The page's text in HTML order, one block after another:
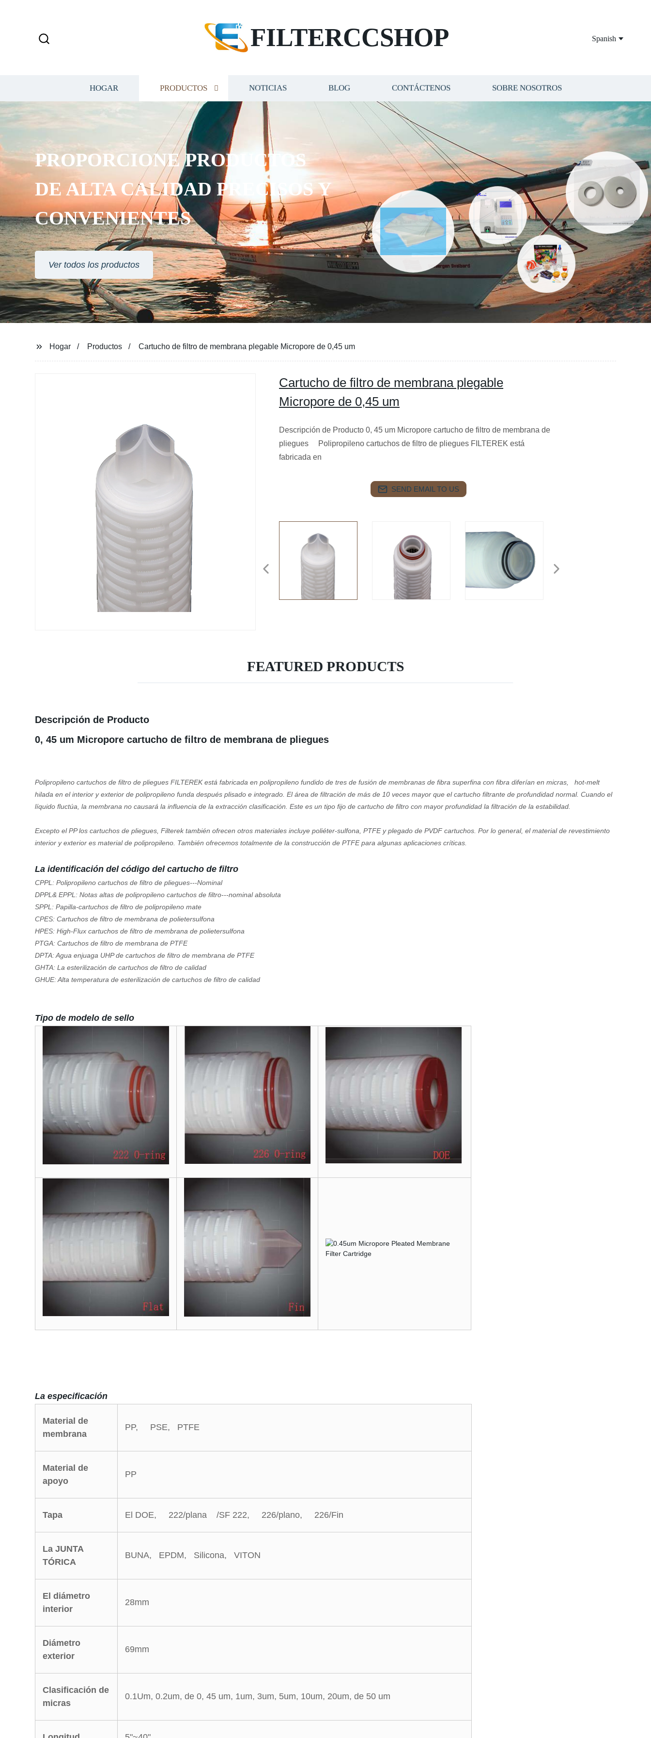
FILTERCCSHOP Spanish
HOGAR PRODUCTOS NOTICIAS BLOG CONTÁCTENOS SOBRE NOSOTROS
PROPORCIONE PRODUCTOS
DE ALTA CALIDAD PRECISOS Y
CONVENIENTES
Ver todos los productos
Hogar Productos Cartucho de filtro de membrana plegable Micropore de 0,45 um
Cartucho de filtro de membrana plegable
Micropore de 0,45 um
Descripción de Producto 0, 45 um Micropore cartucho de filtro de membrana de
pliegues Polipropileno cartuchos de filtro de pliegues FILTEREK está
fabricada en
SEND EMAIL TO US
FEATURED PRODUCTS
Descripción de Producto
0, 45 um Micropore cartucho de filtro de membrana de pliegues
Polipropileno cartuchos de filtro de pliegues FILTEREK está fabricada en polipropileno fundido de tres de fusión de membranas de fibra superfina con fibra diferían en micras, hot-melt
hilada en el interior y exterior de polipropileno funda después plisado e integrado. El área de filtración de más de 10 veces mayor que elcartucho filtrante de profundidad normal. Cuando el
líquido fluctúa, la membrana no causará la influencia de la extracción clasificación. Este es un tipo fijo de cartucho de filtro con mayor profundidad la filtración de la estabilidad.
Excepto el PP los cartuchos de pliegues, Filterek también ofrecen otros materiales incluye poliéter-sulfona, PTFE y plegado de PVDF cartuchos. Por lo general, elmaterial de revestimiento
interior y exterior es material de polipropileno. También ofrecemos totalmente de la construcción de PTFE para algunas aplicaciones críticas.
La identificación del código del cartucho de filtro
CPPL: Polipropileno cartuchos de filtro de pliegues---Nominal
DPPL& EPPL: Notas altas de polipropileno cartuchos de filtro---nominal absoluta
SPPL: Papilla-cartuchos de filtro de polipropileno mate
CPES: Cartuchos de filtro de membrana de polietersulfona
HPES: High-Flux cartuchos de filtro de membrana de polietersulfona
PTGA: Cartuchos de filtro de membrana de PTFE
DPTA: Agua enjuaga UHP de cartuchos de filtro de membrana de PTFE
GHTA: La esterilización de cartuchos de filtro de calidad
GHUE: Alta temperatura de esterilización de cartuchos de filtro de calidad
Tipo de modelo de sello
La especificación
Material de
membrana
PP, PSE, PTFE
Material de
apoyo
PP
Tapa El DOE, 222/plana /SF 222, 226/plano, 226/Fin
La JUNTA
TÓRICA
BUNA, EPDM, Silicona, VITON
El diámetro
interior
28mm
Diámetro
exterior
69mm
Clasificación de
micras
0.1Um, 0.2um, de 0, 45 um, 1um, 3um, 5um, 10um, 20um, de 50 um